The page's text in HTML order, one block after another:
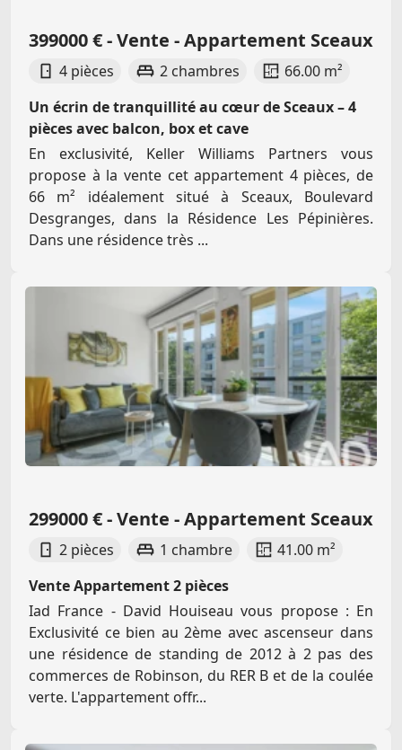
399000 € - Vente - Appartement Sceaux
4 pièces 2 chambres
66.00 m²
Un écrin de tranquillité au cœur de Sceaux – 4
pièces avec balcon, box et cave
En exclusivité, Keller Williams Partners vous
propose à la vente cet appartement 4 pièces, de
66 m² idéalement situé à Sceaux, Boulevard
Desgranges, dans la Résidence Les Pépinières.
Dans une résidence très ...
299000 € - Vente - Appartement Sceaux
2 pièces 1 chambre
41.00 m²
Vente Appartement 2 pièces
Iad France - David Houiseau vous propose : En
Exclusivité ce bien au 2ème avec ascenseur dans
une résidence de standing de 2012 à 2 pas des
commerces de Robinson, du RER B et de la coulée
verte. L'appartement offr...